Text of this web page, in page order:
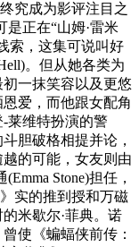
究成为影评注目之
正在“山姆·雷米
索，这集可说叫好
。但从她各类为
一抹笑容以及更悠
爱，而他跟女配角
莱维特扮演的警
胆破格相提并论，
的可能，女友则由
Stone)担任，
实的推到授和万磁
米歇尔·菲典。诺
使《蝙蝠侠前传：